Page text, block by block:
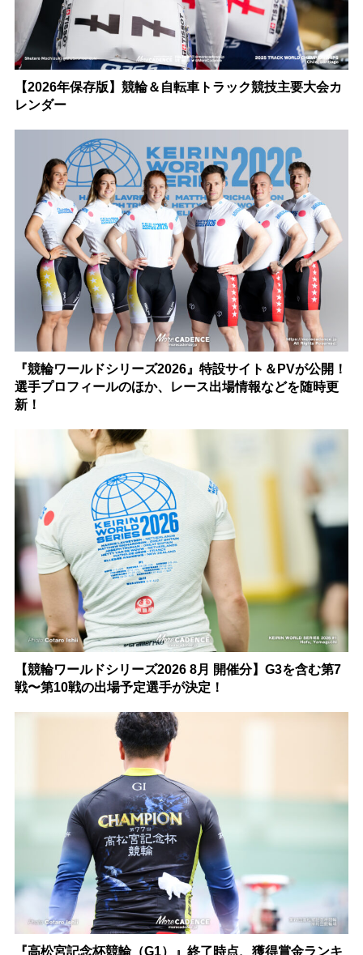
【2026年保存版】競輪＆自転車トラック競技主要大会カ
レンダー
『競輪ワールドシリーズ2026』特設サイト＆PVが公開！
選手プロフィールのほか、レース出場情報などを随時更
新！
【競輪ワールドシリーズ2026 8月 開催分】G3を含む第7
戦〜第10戦の出場予定選手が決定！
『高松宮記念杯競輪（G1）』終了時点、獲得賞金ランキ